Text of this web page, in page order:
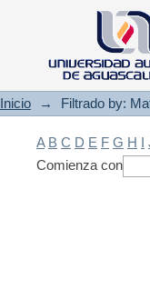
Filtrado
Inicio → Filtrado by:
A B C D E F G H I
Comienza con